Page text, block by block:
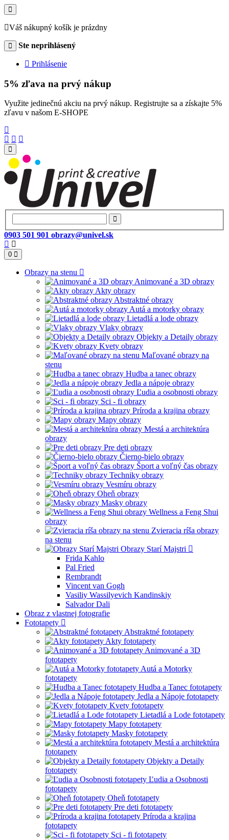
Váš nákupný košík je prázdny
Ste neprihlásený
Prihlásenie
5% zľava na prvý nákup
Využite jedinečnú akciu na prvý nákup. Registrujte sa a získajte 5%
zľavu v našom E-SHOPE
0903 501 901 obrazy@univel.sk
0
Obrazy na stenu
Animované a 3D obrazy
Akty obrazy
Abstraktné obrazy
Autá a motorky obrazy
Lietadlá a lode obrazy
Vlaky obrazy
Objekty a Detaily obrazy
Kvety obrazy
Maľované obrazy na
stenu
Hudba a tanec obrazy
Jedla a nápoje obrazy
Ľudia a osobnosti obrazy
Sci - fi obrazy
Príroda a krajina obrazy
Mapy obrazy
Mestá a architektúra
obrazy
Pre deti obrazy
Čierno-bielo obrazy
Šport a voľný čas obrazy
Techniky obrazy
Vesmíru obrazy
Oheň obrazy
Masky obrazy
Wellness a Feng Shui
obrazy
Zvieracia ríša obrazy
na stenu
Obrazy Starí Majstri
Frida Kahlo
Pal Fried
Rembrandt
Vincent van Gogh
Vasiliy Wassilyevich Kandinskiy
Salvador Dali
Obraz z vlastnej fotografie
Fototapety
Abstraktné fototapety
Akty fototapety
Animované a 3D
fototapety
Autá a Motorky
fototapety
Hudba a Tanec fototapety
Jedla a Nápoje fototapety
Kvety fototapety
Lietadlá a Lode fototapety
Mapy fototapety
Masky fototapety
Mestá a architektúra
fototapety
Objekty a Detaily
fototapety
Ľudia a Osobnosti
fototapety
Oheň fototapety
Pre deti fototapety
Príroda a krajina
fototapety
Sci - fi fototapety